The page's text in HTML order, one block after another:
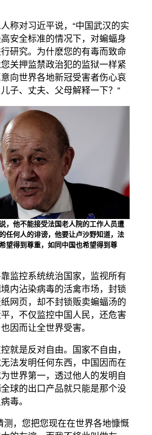
称对习近平说，“中国武汉的实
安全标准的情况下，对蝙蝠身
行研究。为什麽您的有毒而致命
关押监禁政治犯的监狱一样紧
向世界各地新冠受害者伤心哀
子、丈夫、父母解释一下？”
，他不能接受法国老人院的工作人员遭
任何人的诽谤，他要让卢沙野知道，法
望得到尊重，如同中国也希望得到尊
监控系统统治国家，监视所有
内沾染病毒的活禽市场，封锁
网页，却不封锁贩卖蝙蝠汤的
，不仅监控中国人民，还危害
因而让全世界受害。
就是反对自由。国家不自由，
法发明任何东西，中国因而在
世界第一，透过他人的发明自
球的出口产品就只能是那个没
毒。
测，您把您现在在世界各地慷慨